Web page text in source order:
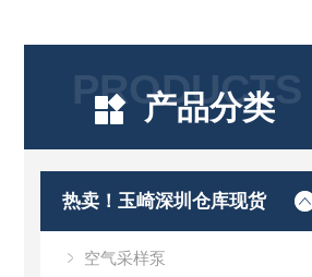
PRODUCTS
产品分类
热卖！玉崎深圳仓库现货
空气采样泵